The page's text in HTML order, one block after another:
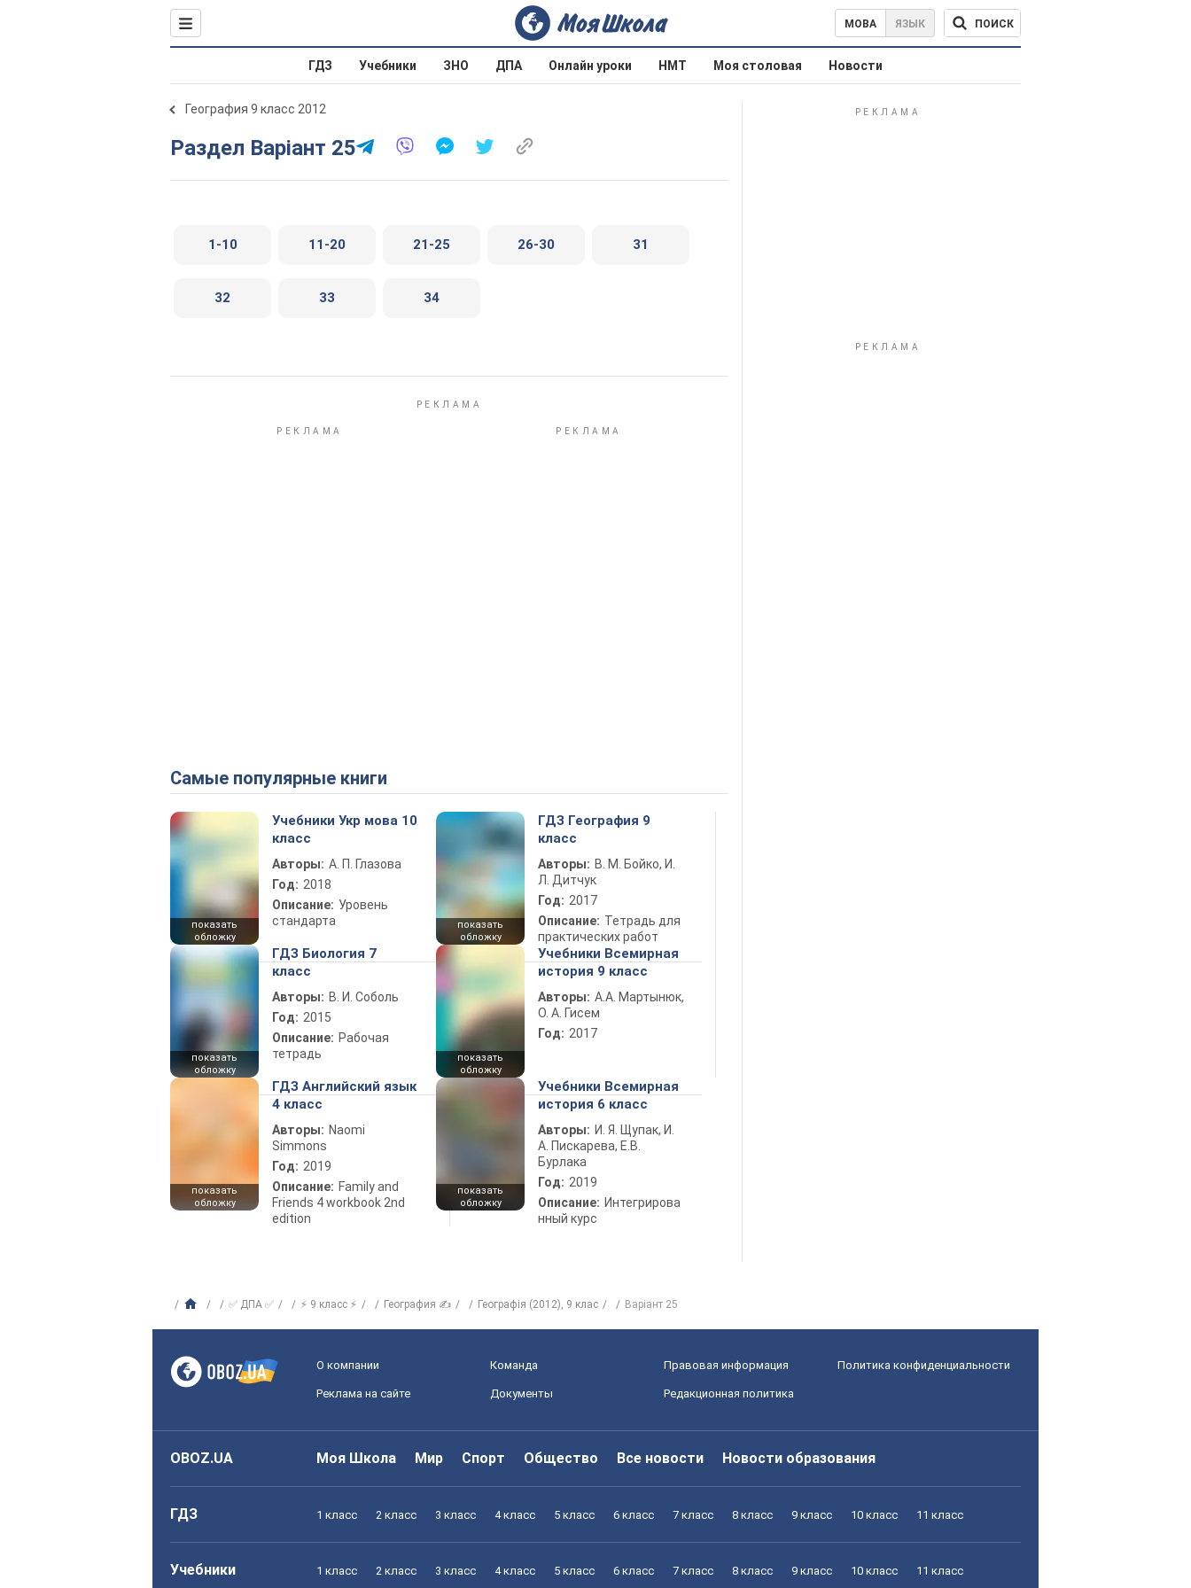
МОВА ЯЗЫК ПОИСК
ГДЗ Учебники ЗНО ДПА Онлайн уроки НМТ Моя столовая Новости
География 9 класс 2012
Раздел Варіант 25
1-10 11-20 21-25 26-30 31
32 33 34
Самые популярные книги
показать
обложку
Учебники Укр мова 10
класс
Авторы: А. П. Глазова
Год: 2018
Описание: Уровень
стандарта
показать
обложку
ГДЗ География 9
класс
Авторы: В. М. Бойко, И.
Л. Дитчук
Год: 2017
Описание: Тетрадь для
практических работ
показать
обложку
ГДЗ Биология 7
класс
Авторы: В. И. Соболь
Год: 2015
Описание: Рабочая
тетрадь
показать
обложку
Учебники Всемирная
история 9 класс
Авторы: А.А. Мартынюк,
О. А. Гисем
Год: 2017
показать
обложку
ГДЗ Английский язык
4 класс
Авторы: Naomi
Simmons
Год: 2019
Описание: Family and
Friends 4 workbook 2nd
edition
показать
обложку
Учебники Всемирная
история 6 класс
Авторы: И. Я. Щупак, И.
А. Пискарева, Е.В.
Бурлака
Год: 2019
Описание: Интегрирова
нный курс
✅ ДПА ✅ ⚡ 9 класс ⚡ География ✍ Географія (2012), 9 клас Варіант 25
О компании Команда Правовая информация Политика конфиденциальности
Реклама на сайте Документы Редакционная политика
OBOZ.UA Моя Школа Мир Спорт Общество Все новости Новости образования
ГДЗ 1 класс 2 класс 3 класс 4 класс 5 класс 6 класс 7 класс 8 класс 9 класс 10 класс 11 класс
Учебники 1 класс 2 класс 3 класс 4 класс 5 класс 6 класс 7 класс 8 класс 9 класс 10 класс 11 класс